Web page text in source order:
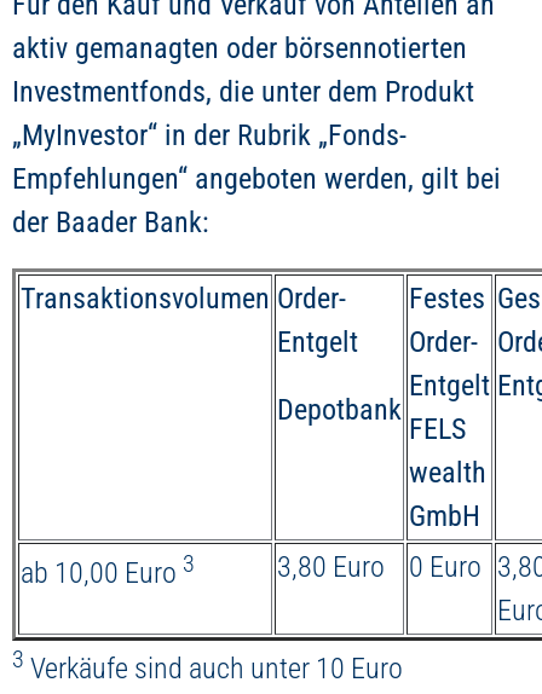
aktiv gemanagten oder börsennotierten
Investmentfonds, die unter dem Produkt
„MyInvestor“ in der Rubrik „Fonds-
Empfehlungen“ angeboten werden, gilt bei
der Baader Bank:
Transaktionsvolumen Order-
Entgelt
Depotbank
Festes
Order-
Entgelt
FELS
wealth
GmbH
ab 10,00 Euro 3 3,80 Euro 0 Euro
3 Verkäufe sind auch unter 10 Euro